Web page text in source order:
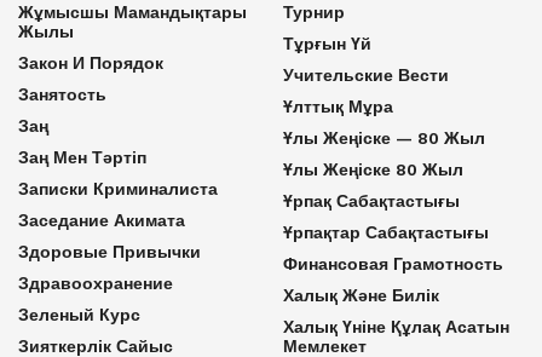
Жұмысшы Мамандықтары
Жылы
Закон И Порядок
Занятость
Заң
Заң Мен Тәртіп
Записки Криминалиста
Заседание Акимата
Здоровые Привычки
Здравоохранение
Зеленый Курс
Зияткерлік Сайыс
Турнир
Тұрғын Үй
Учительские Вести
Ұлттық Мұра
Ұлы Жеңіске — 80 Жыл
Ұлы Жеңіске 80 Жыл
Ұрпақ Сабақтастығы
Ұрпақтар Сабақтастығы
Финансовая Грамотность
Халық Және Билік
Халық Үніне Құлақ Асатын
Мемлекет